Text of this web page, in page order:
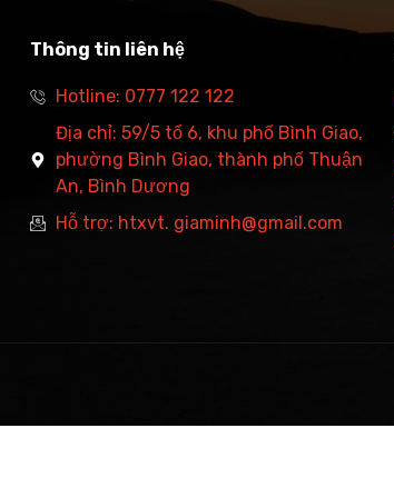
Thông tin liên hệ
Hotline: 0777 122 122
Địa chỉ: 59/5 tổ 6, khu phố Bình Giao,
phường Bình Giao, thành phố Thuận
An, Bình Dương
Hỗ trợ: htxvt. giaminh@gmail.com